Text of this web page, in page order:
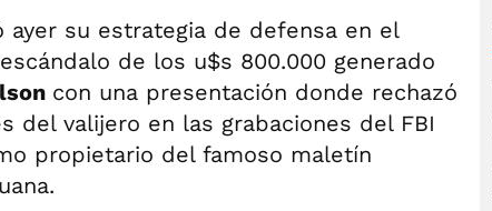
ayer su estrategia de defensa en el
de los u$s 800.000 generado
con una presentación donde rechazó
del valijero en las grabaciones del FBI
propietario del famoso maletín